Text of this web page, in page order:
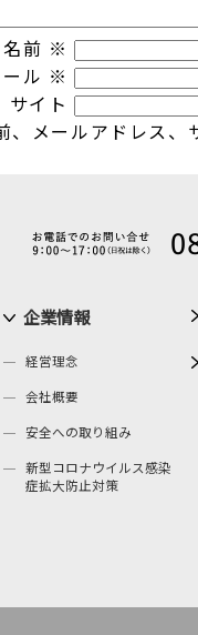
名前 ※
ル ※
サイト
メールアドレス、
企業情報
経営理念
会社概要
安全への取り組み
新型コロナウイルス感染
症拡大防止対策